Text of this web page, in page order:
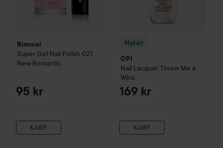
Rimmel
Super Gel Nail Polish 021
New Romantic
95 kr
KJØP
Nyhet
OPI
Nail Lacquer Throw Me a
Wink
169 kr
KJØP